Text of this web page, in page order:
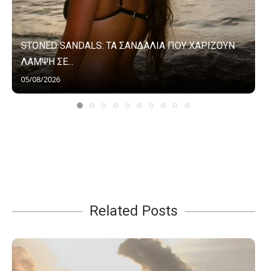
STONED SANDALS: ΤΑ ΣΑΝΔΑΛΙΑ ΠΟΥ ΧΑΡΙΖΟΥΝ
ΛΑΜΨΗ ΣΕ...
05/08/2026
Related Posts